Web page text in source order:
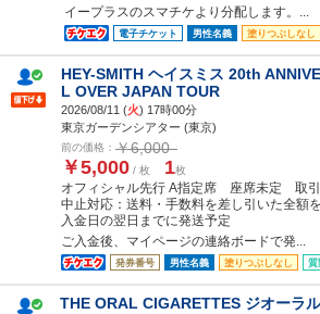
イープラスのスマチケより分配します。...
電子チケット 男性名義 塗りつぶしなし
HEY-SMITH ヘイスミス 20th
L OVER JAPAN TOUR
2026/08/11 (火) 17時00分
東京ガーデンシアター (東京)
前の価格： ￥6,000
￥5,000 / 枚 1枚
オフィシャル先行 A指定席 座席未定 取
中止対応：送料・手数料を差し引いた全額
入金日の翌日までに発送予定
ご入金後、マイページの連絡ボードで発...
発券番号 男性名義 塗りつぶしなし 質
THE ORAL CIGARETTES ジオーラ